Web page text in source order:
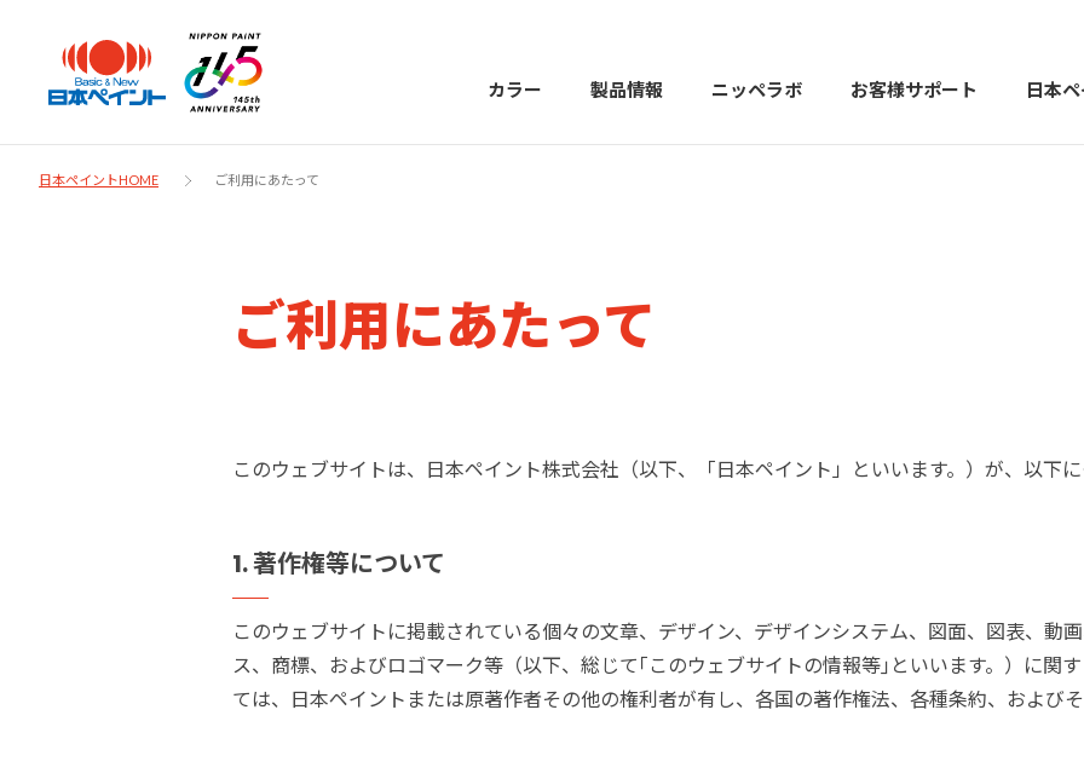
カラー 製品情報
製品情報
建築・重防食・自動車補修用の各分野で、
幅広い製品ラインナップをご用意していま
建築用塗料 重防食用塗料
製品特集
ニッペラボ
カラーコーディネーター戸建ておすすめ配色
お客様サポート
お客様サポー
販売店様向けサイト
日本
日本ペイント
塗料の開発・製造および販売を展開。全国
のネットワークを通じて、卓越した塗料の
意匠性とコーティング技術をご提供してま
ご利用にあたって 個人情報の取扱
日本ペイントHOME ご利用にあたって
ご利用にあたって
このウェブサイトは、日本ペイント株式会社（以下、「日本ペイント」といいます。）が、以下
1.著作権等について
このウェブサイトに掲載されている個々の文章、デザイン、デザインシステム、図面、図表、動
ス、商標、およびロゴマーク等（以下、総じて｢このウェブサイトの情報等｣といいます。）に関
ては、日本ペイントまたは原著作者その他の権利者が有し、各国の著作権法、各種条約、および